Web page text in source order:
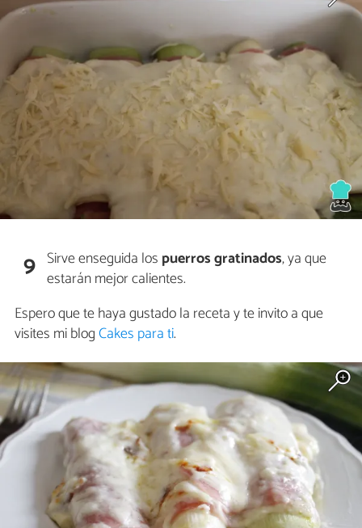
9 Sirve enseguida los puerros gratinados, ya que
estarán mejor calientes.
Espero que te haya gustado la receta y te invito a que
visites mi blogCakes para ti.